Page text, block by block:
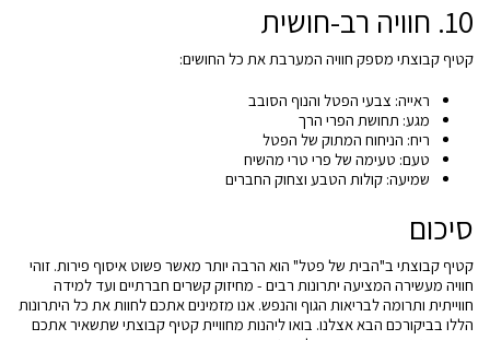
10. חוויה רב-חושית
קטיף קבוצתי מספק חוויה המערבת את כל החושים:
ראייה: צבעי הפטל והנוף הסובב
מגע: תחושת הפרי הרך
ריח: הניחוח המתוק של הפטל
טעם: טעימה של פרי טרי מהשיח
שמיעה: קולות הטבע וצחוק החברים
סיכום
קטיף קבוצתי ב"הבית של פטל" הוא הרבה יותר מאשר פשוט איסוף פירות. זוהי
חוויה מעשירה המציעה יתרונות רבים - מחיזוק קשרים חברתיים ועד למידה
חווייתית ותרומה לבריאות הגוף והנפש. אנו מזמינים אתכם לחוות את כל היתרונות
הללו בביקורכם הבא אצלנו. בואו ליהנות מחוויית קטיף קבוצתי שתשאיר אתכם